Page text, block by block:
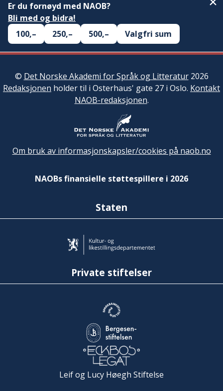
Er du fornøyd med NAOB?
Bli med og bidra!
100,–
250,– 500,– Valgfri sum
© Det Norske Akademi for Språk og Litteratur2026
Redaksjonen holder til i Osterhaus' gate 27 i Oslo. Kontakt
NAOB-redaksjonen.
Om bruk av informasjonskapsler/cookies på naob.no
NAOBs finansielle støttespillere i 2026
Staten
Private stiftelser
Leif og Lucy Høegh Stiftelse